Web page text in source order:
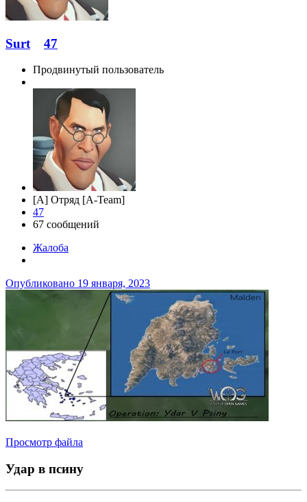
Surt 47
Продвинутый пользователь
[A] Отряд [A-Team]
47
67 сообщений
Жалоба
Опубликовано 19 января, 2023
Просмотр файла
Удар в псину